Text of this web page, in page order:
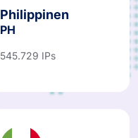
Philippinen
PH
545.729 IPs